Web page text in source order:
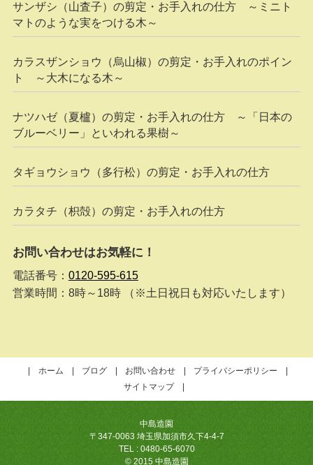
サンザシ（山査子）の剪定・お手入れの仕方 ～ミニト
マトのような実をつける木～
カラスザンショウ（烏山椒）の剪定・お手入れのポイン
ト ～大木になる木～
ナツハゼ（夏櫨）の剪定・お手入れの仕方 ～「日本の
ブルーベリー」といわれる果樹～
タギョウショウ（多行松）の剪定・お手入れの仕方
カラタチ（枳殻）の剪定・お手入れの仕方
お問い合わせはお気軽に！
電話番号： 0120-595-615
営業時間：8時～18時 （※土日祝日も対応いたします）
ホーム ブログ お問い合わせ
プライバシーポリシー
サイトマップ
中島造園
〒347-0063 埼玉県加須市久下4-4-7
TEL : 0480-65-6070
© 2015 中島造園